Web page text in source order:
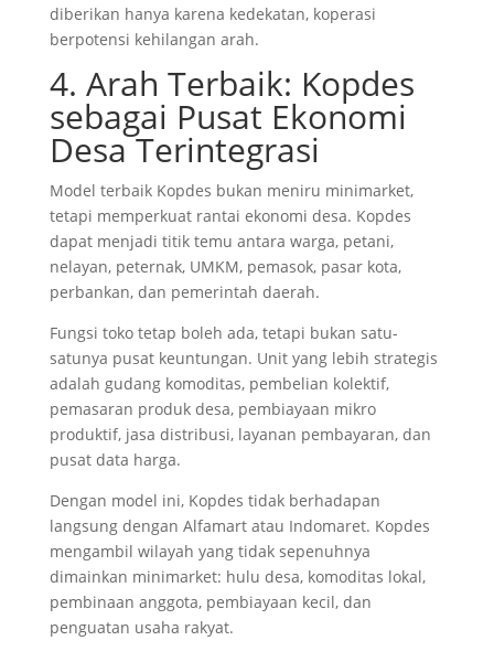
diberikan hanya karena kedekatan, koperasi
berpotensi kehilangan arah.
4. Arah Terbaik: Kopdes
sebagai Pusat Ekonomi
Desa Terintegrasi
Model terbaik Kopdes bukan meniru minimarket,
tetapi memperkuat rantai ekonomi desa. Kopdes
dapat menjadi titik temu antara warga, petani,
nelayan, peternak, UMKM, pemasok, pasar kota,
perbankan, dan pemerintah daerah.
Fungsi toko tetap boleh ada, tetapi bukan satu-
satunya pusat keuntungan. Unit yang lebih strategis
adalah gudang komoditas, pembelian kolektif,
pemasaran produk desa, pembiayaan mikro
produktif, jasa distribusi, layanan pembayaran, dan
pusat data harga.
Dengan model ini, Kopdes tidak berhadapan
langsung dengan Alfamart atau Indomaret. Kopdes
mengambil wilayah yang tidak sepenuhnya
dimainkan minimarket: hulu desa, komoditas lokal,
pembinaan anggota, pembiayaan kecil, dan
penguatan usaha rakyat.